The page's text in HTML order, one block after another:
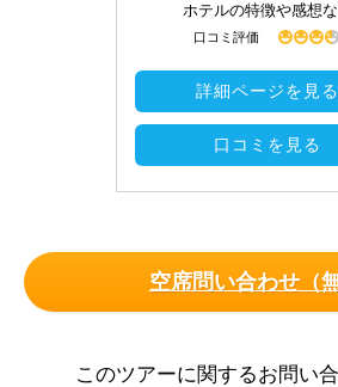
ホテルの特徴や感想
口コミ評価
詳細ページを見る
口コミを見る
空席問い合わせ（無
このツアーに関するお問い